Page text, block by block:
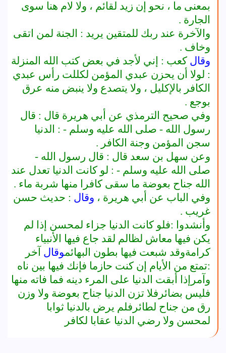
بمعنى ما ، نحو إن زيد لقائم ، ولا لام هنا سوى
الجارة .
والآخرة عند ربك للمتقين يريد : الجنة لمن اتقى
وخاف .
وقال كعب : إني لأجد في بعض كتب الله المنزلة
: لولا أن يحزن عبدي المؤمن لكللت رأس عبدي
الكافر بالإكليل ، ولا يتصدع ولا ينبض منه عرق
بوجع .
وفي صحيح الترمذي عن أبي هريرة قال : قال
رسول الله - صلى الله عليه وسلم - : الدنيا
سجن المؤمن وجنة الكافر .
وعن سهل بن سعد قال : قال رسول الله -
صلى الله عليه وسلم - : لو كانت الدنيا تعدل عند
الله جناح بعوضة ما سقى كافرا منها شربة ماء .
وفي الباب عن أبي هريرة ، وقال : حديث حسن
غريب .
وأنشدوا :فلو كانت الدنيا جزاء لمحسن إذا لم
يكن فيها معاش لظالم لقد جاع فيها الأنبياء
كرامةوقد شبعت فيها بطون البهائموقال آخر
:تمتع من الأيام إن كنت حازما فإنك فيها بين ناه
وآمرإذا أبقت الدنيا على المرء دينه فما فاته منها
فليس بضائرفلا تزن الدنيا جناح بعوضة ولا وزن
رق من جناح لطائرفلم يرض بالدنيا ثوابا
لمحسن ولا رضي الدنيا عقابا لكافر